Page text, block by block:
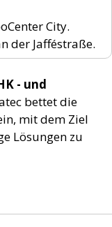
City.
der Jafféstraße.
- und
bettet die
mit dem Ziel
Lösungen zu